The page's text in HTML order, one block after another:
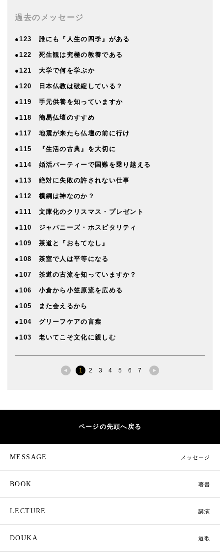
過去のメッセージ
●123 誰にも『人生の四季』がある
●122 死生観は究極の教養である
●121 大学で何を学ぶか
●120 日本仏教は破綻している？
●119 手元供養を知っていますか
●118 簡易仏壇のすすめ
●117 地震が来たら仏壇の前に行け
●115 『生活の古典』を大切に
●114 婚活パーティーで国難を乗り越える
●113 絶対に失敗の許されない仕事
●112 横綱は神なのか？
●111 文庫化のクリスマス・プレゼント
●110 ジャパニーズ・ホスピタリティ
●109 茶道と『おもてなし』
●108 茶室で人は平等になる
●107 茶道の古流を知っていますか？
●106 小倉から小笠原流を広める
●105 また会えるから
●104 グリーフケアの言葉
●103 老いてこそ文化に親しむ
1 2 3 4 5 6 7
ページの先頭へ戻る
MESSAGE メッセージ
BOOK 著書
LECTURE 講演
DOUKA 道歌